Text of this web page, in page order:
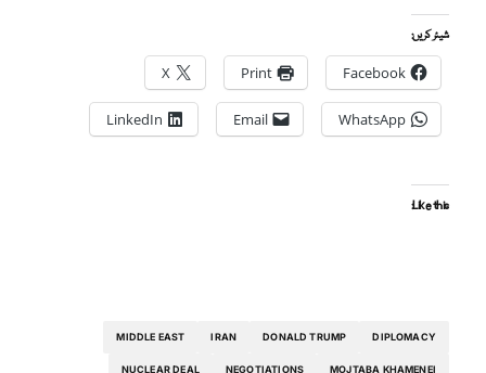
شیئر کریں:
Facebook
Print
X
WhatsApp
Email
LinkedIn
Like this:
DIPLOMACY
DONALD TRUMP
IRAN
MIDDLE EAST
MOJTABA KHAMENEI
NEGOTIATIONS
NUCLEAR DEAL